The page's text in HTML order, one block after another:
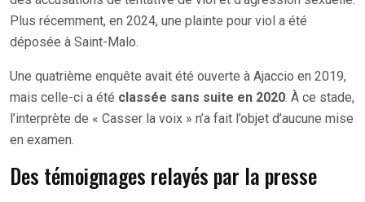
Plus récemment, en 2024, une plainte pour viol a été
déposée à Saint-Malo.
Une quatrième enquête avait été ouverte à Ajaccio en 2019,
mais celle-ci a été classée sans suite en 2020. À ce stade,
l’interprète de « Casser la voix » n’a fait l’objet d’aucune mise
en examen.
Des témoignages relayés par la presse